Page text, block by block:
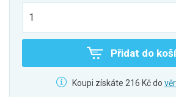
Přidat do
Koupi získáte 216 Kč do